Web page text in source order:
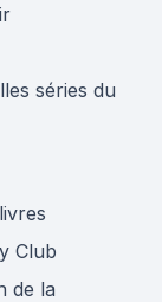
séries du
Club
de la